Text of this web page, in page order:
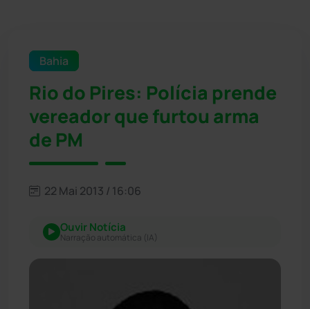
Bahia
Rio do Pires: Polícia prende
vereador que furtou arma
de PM
22 Mai 2013 / 16:06
Ouvir Notícia
Narração automática (IA)